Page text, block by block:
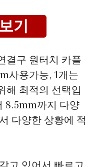
기
결구 원터치 카플
사용가능, 1개는
해 최적의 선택입
8.5mm까지 다양
다양한 상황에 적